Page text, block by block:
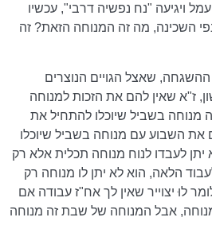
ויגיעה "נח נפשיה דרבי", עכשיו
השכינה, מה זה המנוחה הזאת? זה
ההשגחה, שאצל הגויים הנוצרים
ז"א שאין להם את הזכות למנוחה
מנוחה בשביל שיוכלו להתחיל את
השבוע עם מנוחה בשביל שיוכלו
יתן לעבדו לנוח מנוחה תכלית אלא רק
הלאה, הוא לא יתן לו מנוחה רק
לוּ יצוייר שאין לך אח"ז עבודה אם
אבל המנוחה של שבת זה מנוחה